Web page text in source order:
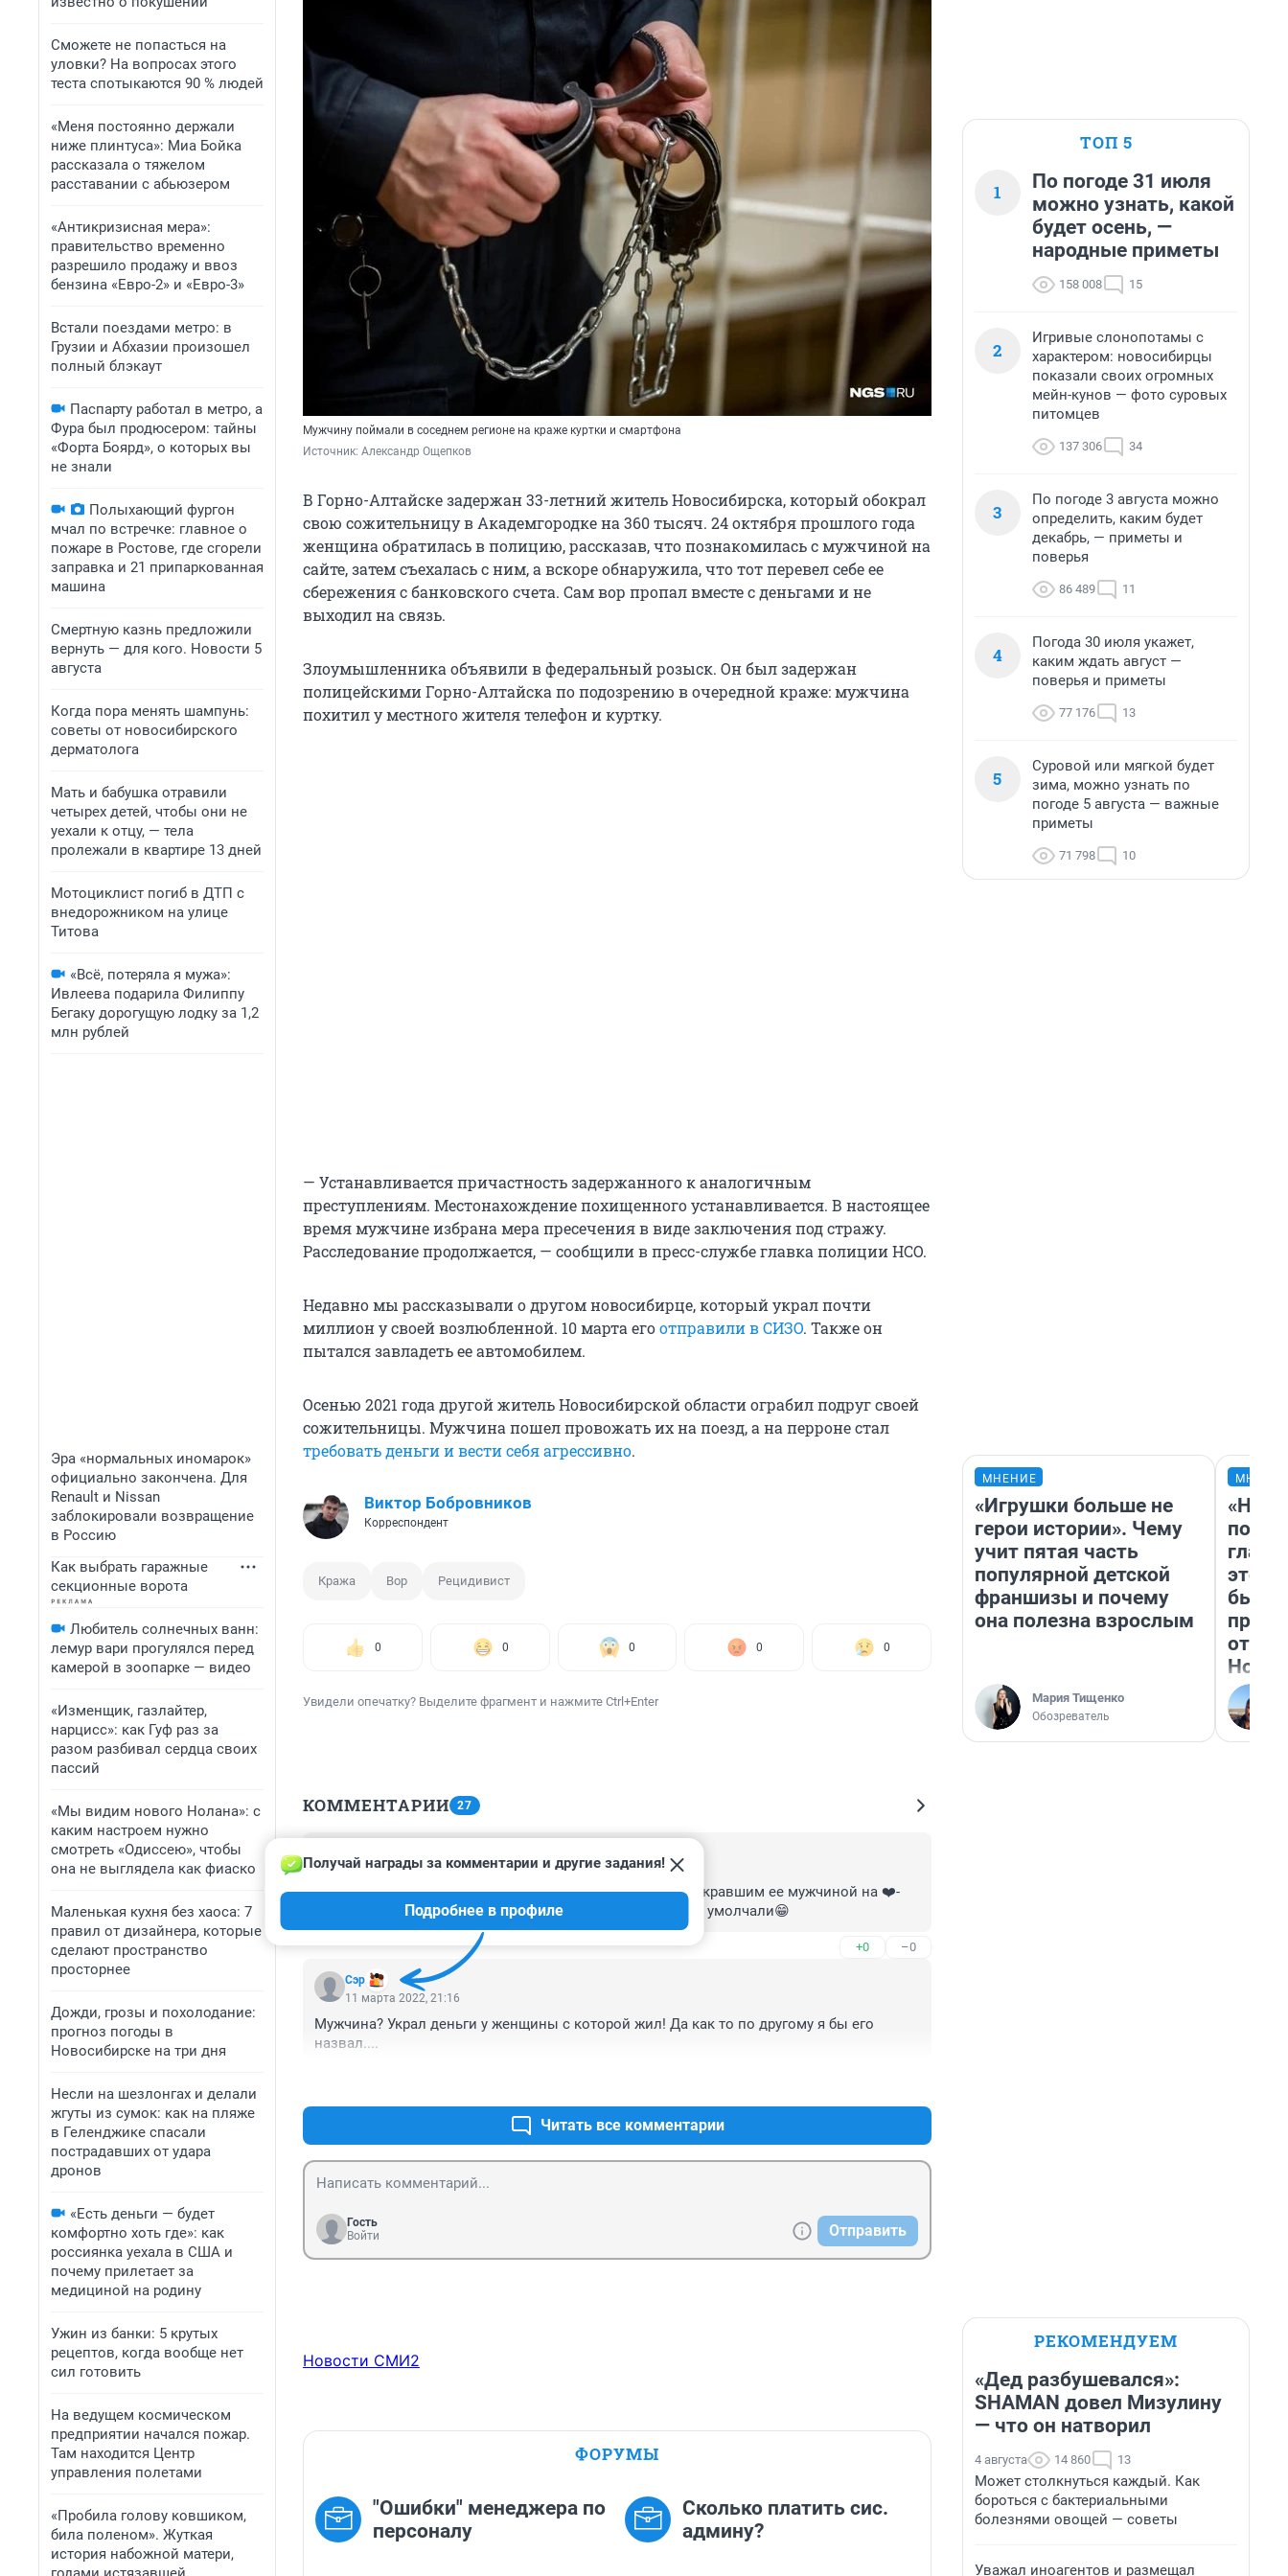
Сможете не попасться на
уловки? На вопросах этого
теста спотыкаются 90 % людей
«Меня постоянно держали
ниже плинтуса»: Миа Бойка
рассказала о тяжелом
расставании с абьюзером
«Антикризисная мера»:
правительство временно
разрешило продажу и ввоз
бензина «Евро-2» и «Евро-3»
Встали поездами метро: в
Грузии и Абхазии произошел
полный блэкаут
Паспарту работал в метро, а
Фура был продюсером: тайны
«Форта Боярд», о которых вы
не знали
Полыхающий фургон
мчал по встречке: главное о
пожаре в Ростове, где сгорели
заправка и 21 припаркованная
машина
Смертную казнь предложили
вернуть — для кого. Новости 5
августа
Когда пора менять шампунь:
советы от новосибирского
дерматолога
Мать и бабушка отравили
четырех детей, чтобы они не
уехали к отцу, — тела
пролежали в квартире 13 дней
Мотоциклист погиб в ДТП с
внедорожником на улице
Титова
«Всё, потеряла я мужа»:
Ивлеева подарила Филиппу
Бегаку дорогущую лодку за 1,2
млн рублей
Эра «нормальных иномарок»
официально закончена. Для
Renault и Nissan
заблокировали возвращение
в Россию
Как выбрать гаражные
секционные ворота
Любитель солнечных ванн:
лемур вари прогулялся перед
камерой в зоопарке — видео
«Изменщик, газлайтер,
нарцисс»: как Гуф раз за
разом разбивал сердца своих
пассий
«Мы видим нового Нолана»: с
каким настроем нужно
смотреть «Одиссею», чтобы
она не выглядела как фиаско
Маленькая кухня без хаоса: 7
правил от дизайнера, которые
сделают пространство
просторнее
Дожди, грозы и похолодание:
прогноз погоды в
Новосибирске на три дня
Несли на шезлонгах и делали
жгуты из сумок: как на пляже
в Геленджике спасали
пострадавших от удара
дронов
«Есть деньги — будет
комфортно хоть где»: как
россиянка уехала в США и
почему прилетает за
медициной на родину
Ужин из банки: 5 крутых
рецептов, когда вообще нет
сил готовить
На ведущем космическом
предприятии начался пожар.
Там находится Центр
управления полетами
«Пробила голову ковшиком,
била поленом». Жуткая
история набожной матери,
Мужчину поймали в соседнем регионе на краже куртки и смартфона
Источник: Александр Ощепков
В Горно-Алтайске задержан 33-летний житель Новосибирска, который обокрал
свою сожительницу в Академгородке на 360 тысяч. 24 октября прошлого года
женщина обратилась в полицию, рассказав, что познакомилась с мужчиной на
сайте, затем съехалась с ним, а вскоре обнаружила, что тот перевел себе ее
сбережения с банковского счета. Сам вор пропал вместе с деньгами и не
выходил на связь.
Злоумышленника объявили в федеральный розыск. Он был задержан
полицейскими Горно-Алтайска по подозрению в очередной краже: мужчина
похитил у местного жителя телефон и куртку.
— Устанавливается причастность задержанного к аналогичным
преступлениям. Местонахождение похищенного устанавливается. В настоящее
время мужчине избрана мера пресечения в виде заключения под стражу.
Расследование продолжается, — сообщили в пресс-службе главка полиции НСО.
Недавно мы рассказывали о другом новосибирце, который украл почти
миллион у своей возлюбленной. 10 марта егоотправили в СИЗО. Также он
пытался завладеть ее автомобилем.
Осенью 2021 года другой житель Новосибирской области ограбил подруг своей
сожительницы. Мужчина пошел провожать их на поезд, а на перроне стал
требовать деньги и вести себя агрессивно.
Виктор Бобровников
Корреспондент
Кража Вор Рецидивист
0 0 0 0 0
Увидели опечатку? Выделите фрагмент и нажмите Ctrl+Enter
КОММЕНТАРИИ 27
11 марта 2022, 22:13
Пострадавшая женщина вероятно познакомилась с обокравшим ее мужчиной на ❤️-
НГС? Но эта реклама видимо не катит, поэтому скромно умолчали😁
+0 –0
Сэр
Получай награды за комментарии и другие задания!
Подробнее в профиле
11 марта 2022, 21:16
Мужчина? Украл деньги у женщины с которой жил! Да как то по другому я бы его
назвал....
Читать все комментарии
Гость
Войти
Отправить
Новости СМИ2
ФОРУМЫ
"Ошибки" менеджера по
персоналу
Сколько платить сис.
админу?
ТОП 5
1
По погоде 31 июля
можно узнать, какой
будет осень, —
народные приметы
158 008 15
2
Игривые слонопотамы с
характером: новосибирцы
показали своих огромных
мейн-кунов — фото суровых
питомцев
137 306 34
3
По погоде 3 августа можно
определить, каким будет
декабрь, — приметы и
поверья
86 489 11
4
Погода 30 июля укажет,
каким ждать август —
поверья и приметы
77 176 13
5
Суровой или мягкой будет
зима, можно узнать по
погоде 5 августа — важные
приметы
71 798 10
МНЕНИЕ
«Игрушки больше не
герои истории». Чему
учит пятая часть
популярной детской
франшизы и почему
она полезна взрослым
Мария Тищенко
Обозреватель
этого
бьет
РЕКОМЕНДУЕМ
«Дед разбушевался»:
SHAMAN довел Мизулину
— что он натворил
4 августа 14 860 13
Может столкнуться каждый. Как
бороться с бактериальными
болезнями овощей — советы
Уважал иноагентов и размещал